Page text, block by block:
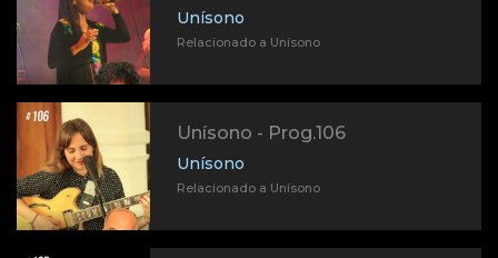
Unísono
Relacionado a Unísono
Unísono - Prog.106
Unísono
Relacionado a Unísono